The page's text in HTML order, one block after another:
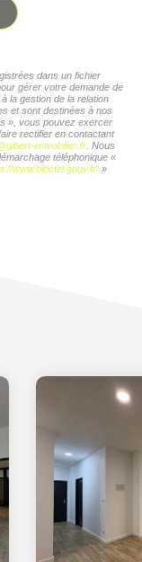
dans un fichier
gérer votre demande de
la gestion de la relation
et sont destinées à nos
», vous pouvez exercer
rectifier en contactant
immobilier.fr . Nous
téléphonique «
www.bloctel.gouv.fr/»